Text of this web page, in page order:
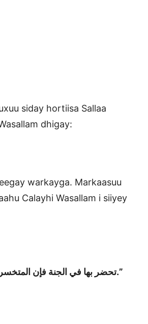
siday hortiisa Sallaa
dhigay:
warkayga. Markaasuu
Calayhi Wasallam i siiyey
“تحضر بها في الجنة فإن المتخسرين في الجنة قليل.”